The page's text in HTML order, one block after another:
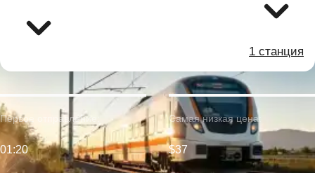
1 станция
Первое отправление:
01:20
Самая низкая цена:
$37